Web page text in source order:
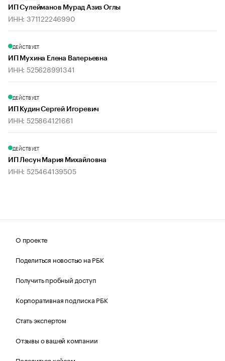
ИП Сулейманов Мурад Азиз Оглы
ИНН: 371122246990
ДЕЙСТВУЕТ
ИП Мухина Елена Валерьевна
ИНН: 525628991341
ДЕЙСТВУЕТ
ИП Кудин Сергей Игоревич
ИНН: 525864121661
ДЕЙСТВУЕТ
ИП Лесун Мария Михайловна
ИНН: 525464139505
О проекте
Поделиться новостью на РБК
Получить пробный доступ
Корпоративная подписка РБК
Стать экспертом
Отзывы о вашей компании